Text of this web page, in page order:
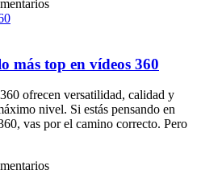
más top en vídeos 360
ofrecen versatilidad, calidad y
nivel. Si estás pensando en
vas por el camino correcto. Pero